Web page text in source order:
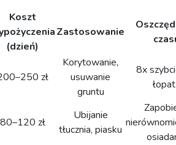
Koszt
(dzień)
Zastosowanie
zł
Korytowanie,
usuwanie
gruntu
8x
80–120 zł
Ubijanie
tłucznia, piasku